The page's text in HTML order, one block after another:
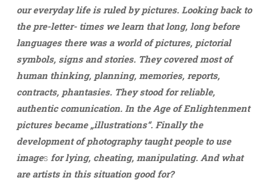
our everyday life is ruled by pictures. Looking back to
the pre-letter- times we learn that long, long before
languages there was a world of pictures, pictorial
symbols, signs and stories. They covered most of
human thinking, planning, memories, reports,
contracts, phantasies. They stood for reliable,
authentic comunication. In the Age of Enlightenment
pictures became „illustrations“. Finally the
development of photography taught people to use
images for lying, cheating, manipulating. And what
are artists in this situation good for?